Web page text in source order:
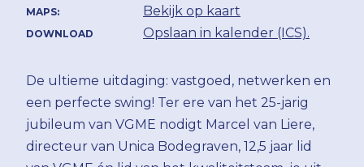
MAPS: Bekijk op kaart
DOWNLOAD Opslaan in kalender (ICS).
De ultieme uitdaging: vastgoed, netwerken en
een perfecte swing! Ter ere van het 25-jarig
jubileum van VGME nodigt Marcel van Liere,
directeur van Unica Bodegraven, 12,5 jaar lid